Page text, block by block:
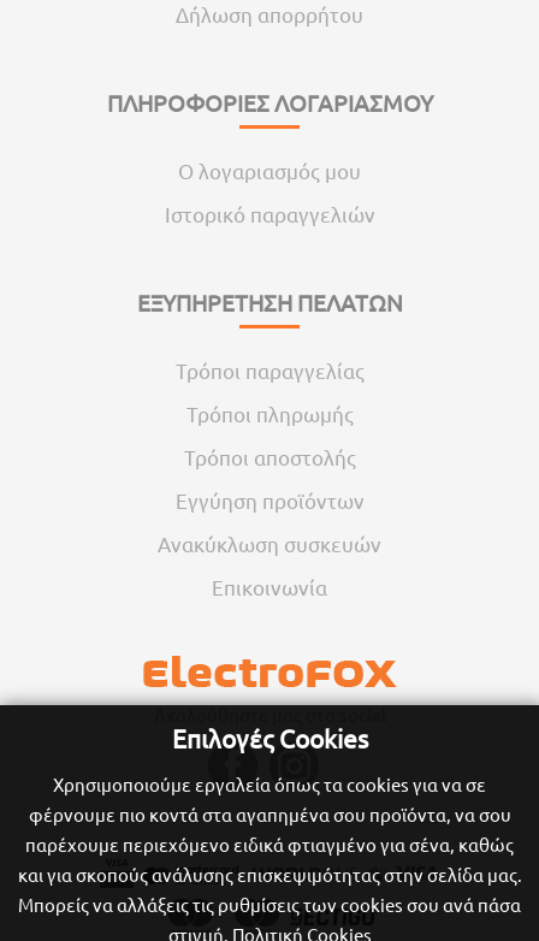
Δήλωση απορρήτου
ΠΛΗΡΟΦΟΡΙΕΣ ΛΟΓΑΡΙΑΣΜΟΥ
Ο λογαριασμός μου
Ιστορικό παραγγελιών
ΕΞΥΠΗΡΕΤΗΣΗ ΠΕΛΑΤΩΝ
Τρόποι παραγγελίας
Τρόποι πληρωμής
Τρόποι αποστολής
Εγγύηση προϊόντων
Ανακύκλωση συσκευών
Επικοινωνία
Επιλογές Cookies
Χρησιμοποιούμε εργαλεία όπως τα cookies για να σε
φέρνουμε πιο κοντά στα αγαπημένα σου προϊόντα, να σου
παρέχουμε περιεχόμενο ειδικά φτιαγμένο για σένα, καθώς
και για σκοπούς ανάλυσης επισκεψιμότητας στην σελίδα μας.
Μπορείς να αλλάξεις τις ρυθμίσεις των cookies σου ανά πάσα
στιγμή. Πολιτική Cookies